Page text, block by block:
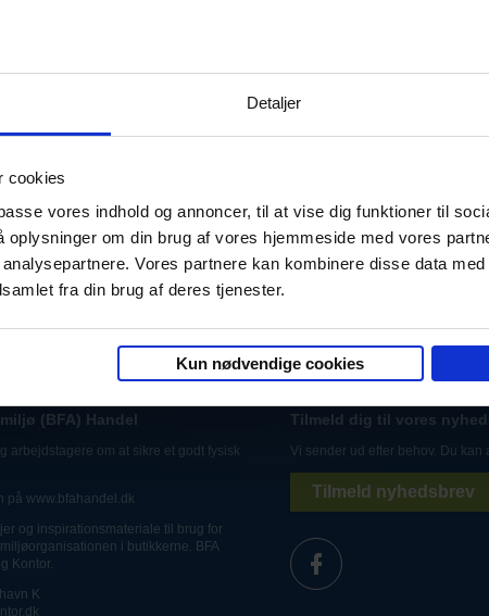
Detaljer
cookies
vores indhold og annoncer, til at vise dig funktioner til
oplysninger om din brug af vores hjemmeside med vores
Vores partnere kan kombinere disse data
fra din brug af deres tjenester.
Kun nødvendige cookies
(BFA) Handel
arbejdstagere om at sikre et godt fysisk
på www.bfahandel.dk
og inspirationsmateriale til brug for
i butikkerne. BFA
Kontor.
K
Tilmeld dig til vores
Vi sender ud efter behov. Du kan
Tilmeld nyhedsbrev